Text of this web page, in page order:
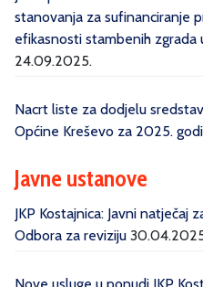
stanovanja za sufinanciranje
efikasnosti stambenih zgrada
24.09.2025.
Nacrt liste za dodjelu
Općine Kreševo za 2025.
Javne ustanove
JKP Kostajnica: Javni natječaj
Odbora za reviziju